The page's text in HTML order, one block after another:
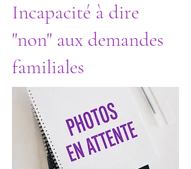
Incapacité à dire
"non" aux demandes
familiales